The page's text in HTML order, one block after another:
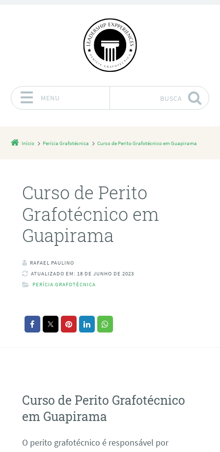
MENU BUSCA
Início Perícia Grafotécnica Curso de Perito Grafotécnico em Guapirama
Curso de Perito
Grafotécnico em
Guapirama
RAFAEL PAULINO
ATUALIZADO EM: 18 DE JUNHO DE 2023
PERÍCIA GRAFOTÉCNICA
Curso de Perito Grafotécnico
em Guapirama
O perito grafotécnico é responsável por